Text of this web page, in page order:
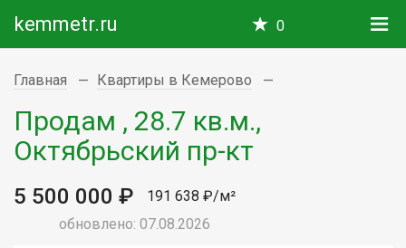
kemmetr.ru 0
Главная Квартиры в Кемерово
Продам , 28.7 кв.м.,
Октябрьский пр-кт
5 500 000 ₽
191 638 ₽/м²
обновлено: 07.08.2026